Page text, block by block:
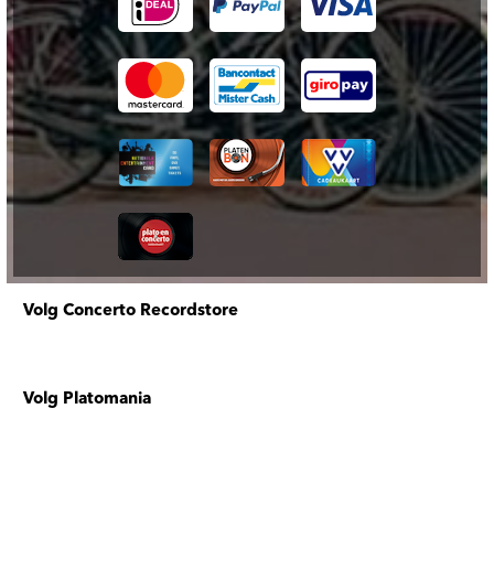
Volg Concerto Recordstore
Volg Platomania